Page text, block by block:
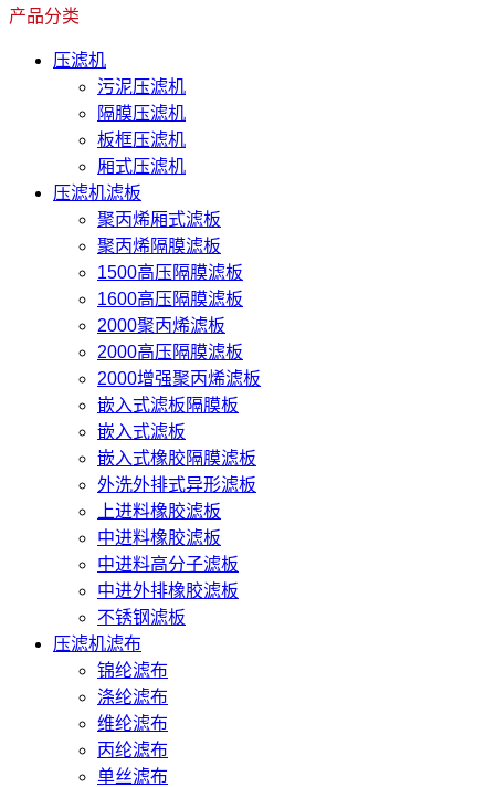
产品分类
压滤机
污泥压滤机
隔膜压滤机
板框压滤机
厢式压滤机
压滤机滤板
聚丙烯厢式滤板
聚丙烯隔膜滤板
1500高压隔膜滤板
1600高压隔膜滤板
2000聚丙烯滤板
2000高压隔膜滤板
2000增强聚丙烯滤板
嵌入式滤板隔膜板
嵌入式滤板
嵌入式橡胶隔膜滤板
外洗外排式异形滤板
上进料橡胶滤板
中进料橡胶滤板
中进料高分子滤板
中进外排橡胶滤板
不锈钢滤板
压滤机滤布
锦纶滤布
涤纶滤布
维纶滤布
丙纶滤布
单丝滤布